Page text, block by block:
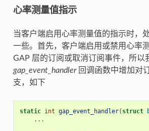
心率测量值指示
当客户端启用心率测量值的指示时，
一些。首先，客户端启用或禁用心率
GAP 层的订阅或取消订阅事件，所以
gap_event_handler回调函数中增加对
支，如下
static int gap_event_handler( struct
...